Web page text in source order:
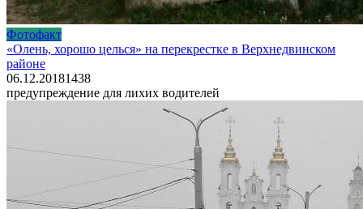
Фотофакт
«Олень, хорошо целься» на перекрестке в Верхнедвинском
районе
06.12.20181438
предупреждение для лихих водителей